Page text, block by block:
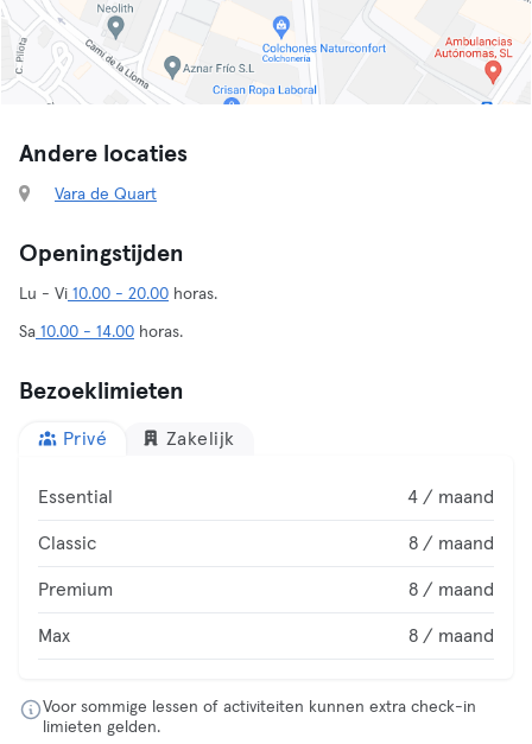
Andere locaties
Vara de Quart
Openingstijden
Lu - Vi 10.00 - 20.00 horas.
Sa 10.00 - 14.00 horas.
Bezoeklimieten
Privé Zakelijk
Essential 4 / maand
Classic 8 / maand
Premium 8 / maand
Max 8 / maand
Voor sommige lessen of activiteiten kunnen extra check-in
limieten gelden.